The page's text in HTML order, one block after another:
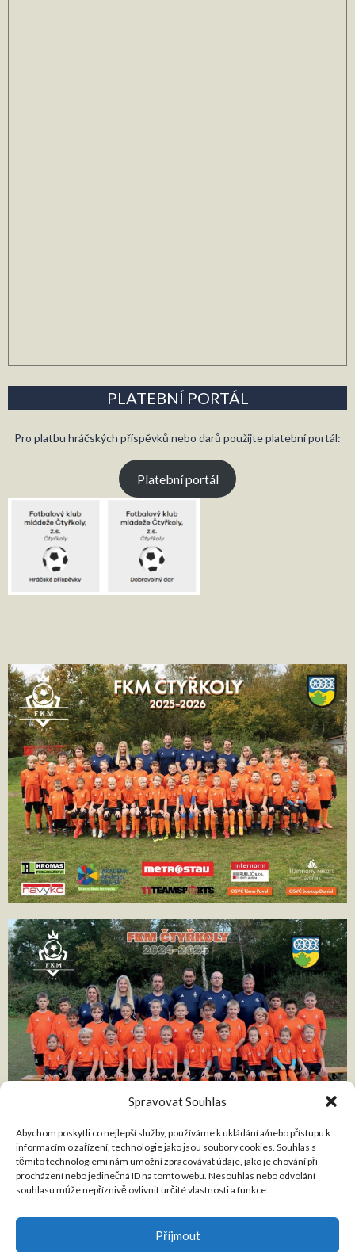
Spravovat Souhlas
Abychom poskytli co nejlepší služby, používáme k ukládání a/nebo přístupu k
informacím o zařízení, technologie jako jsou soubory cookies. Souhlas s
těmito technologiemi nám umožní zpracovávat údaje, jako je chování při
procházení nebo jedinečná ID na tomto webu. Nesouhlas nebo odvolání
souhlasu může nepříznivě ovlivnit určité vlastnosti a funkce.
Příjmout
PLATEBNÍ PORTÁL
Pro platbu hráčských příspěvků nebo darů použijte platební portál:
Platební portál